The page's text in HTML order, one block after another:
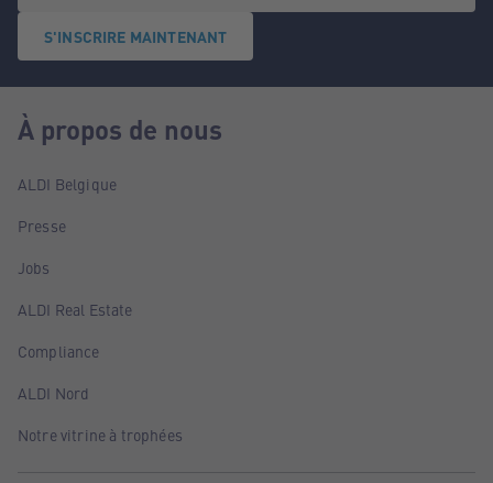
S'INSCRIRE MAINTENANT
À propos de nous
ALDI Belgique
Presse
Jobs
ALDI Real Estate
Compliance
ALDI Nord
Notre vitrine à trophées